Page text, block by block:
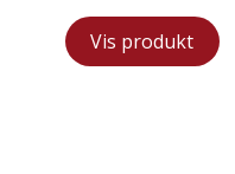
Vis produkt